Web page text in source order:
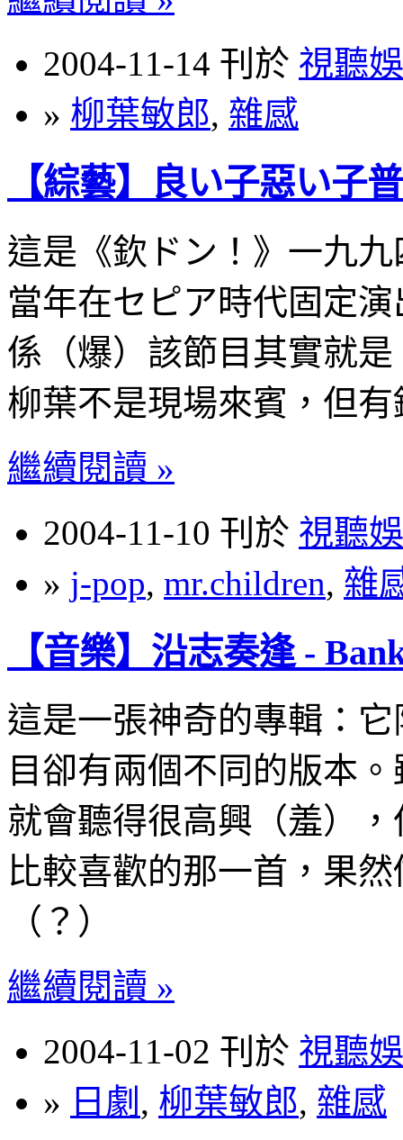
2004-11-14 刊於 視聽
» 柳葉敏郎, 雜感
【綜藝】良い子惡い子
這是《欽ドン！》一九
當年在セピア時代固定
係（爆）該節目其實就
柳葉不是現場來賓，但
繼續閱讀 »
2004-11-10 刊於 視聽
» j-pop, mr.children, 雜
【音樂】沿志奏逢 -
這是一張神奇的專輯：
目卻有兩個不同的版本
就會聽得很高興（羞）
比較喜歡的那一首，果
（？）
繼續閱讀 »
2004-11-02 刊於 視聽
» 日劇 , 柳葉敏郎, 雜感